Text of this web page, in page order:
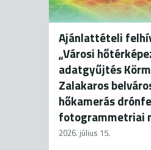
Ajánlattételi
„Városi
adatgyűjtés
Zalakaros
hőkamerás
fotogrammetriai
2026. július 15.